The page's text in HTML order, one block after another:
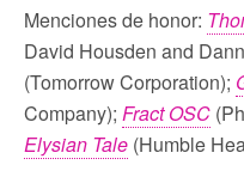
Menciones de honor:
David Housden and
(Tomorrow Corporation);
Company); Fract OSC
Elysian Tale (Humble